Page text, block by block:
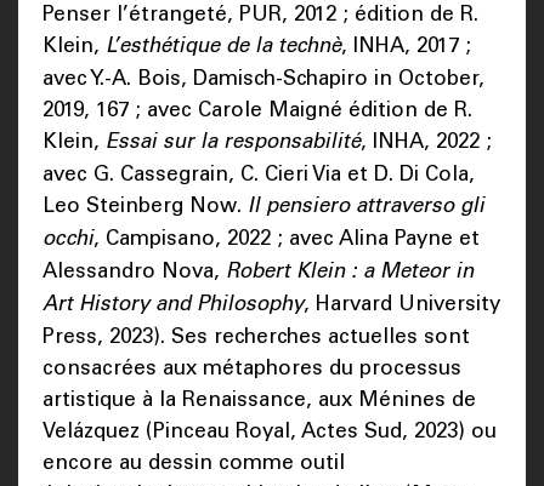
Penser l’étrangeté, PUR, 2012 ; édition de R.
Klein, L’esthétique de la technè, INHA, 2017 ;
avec Y.-A. Bois, Damisch-Schapiro in October,
2019, 167 ; avec Carole Maigné édition de R.
Klein, Essai sur la responsabilité, INHA, 2022 ;
avec G. Cassegrain, C. Cieri Via et D. Di Cola,
Leo Steinberg Now. Il pensiero attraverso gli
occhi, Campisano, 2022 ; avec Alina Payne et
Alessandro Nova, Robert Klein : a Meteor in
Art History and Philosophy, Harvard University
Press, 2023). Ses recherches actuelles sont
consacrées aux métaphores du processus
artistique à la Renaissance, aux Ménines de
Velázquez (Pinceau Royal, Actes Sud, 2023) ou
encore au dessin comme outil